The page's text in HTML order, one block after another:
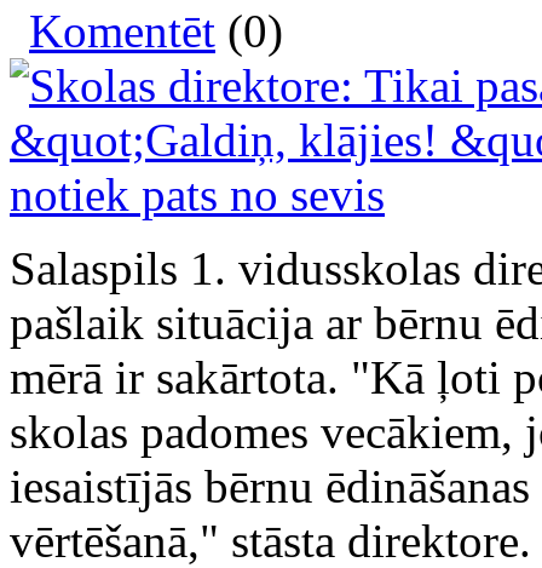
Komentēt (0)
Salaspils 1. vidusskolas
pašlaik situācija ar bērnu
mērā ir sakārtota. "Kā ļoti
skolas padomes
iesaistījās bērnu
vērtēšanā," stāsta direktore.